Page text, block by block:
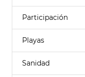
Participación
Playas
Sanidad